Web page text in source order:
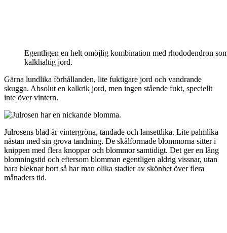
Egentligen en helt omöjlig kombination med rhododendron
kalkhaltig jord.
Gärna lundlika förhållanden, lite fuktigare jord och vandrande
skugga. Absolut en kalkrik jord, men ingen stående fukt, speciellt
inte över vintern.
Julrosens blad är vintergröna, tandade och lansettlika. Lite palmlika
nästan med sin grova tandning. De skålformade blommorna sitter i
knippen med flera knoppar och blommor samtidigt. Det ger en lång
blomningstid och eftersom blomman egentligen aldrig vissnar, utan
bara bleknar bort så har man olika stadier av skönhet över flera
månaders tid.